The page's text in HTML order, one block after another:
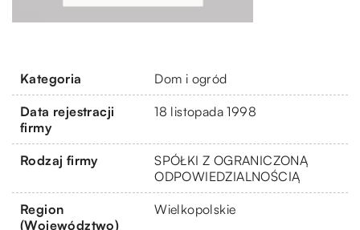
Kategoria Dom i ogród
Data rejestracji
firmy
18 listopada 1998
Rodzaj firmy
SPÓŁKI Z OGRANICZONĄ
ODPOWIEDZIALNOŚCIĄ
Region
(Województwo)
Wielkopolskie